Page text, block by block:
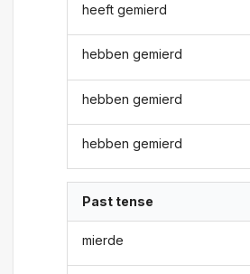
heeft gemierd
hebben gemierd
hebben gemierd
hebben gemierd
Past tense
mierde